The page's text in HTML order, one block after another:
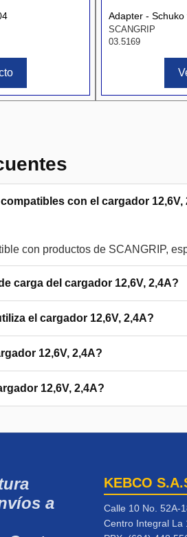
Adapter -
SCANGRIP
03.5169
con el cargador 12,6V,
carga del cargador 12,6V, 2,4A?
el cargador 12,6V, 2,4A?
12,6V, 2,4A?
12,6V, 2,4A?
a
KEBCO
Calle 10 No. 52A-
Centro Integral La